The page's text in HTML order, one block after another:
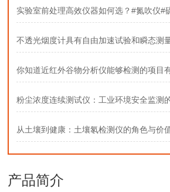
不透光烟度计具有自由加速试验和瞬态测
你知道近红外谷物分析仪能够检测的项目
粉尘浓度连续测试仪：工业环境安全监测
从土壤到健康：土壤氡检测仪的角色与价
产品简介